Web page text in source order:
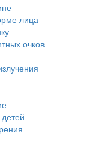
лица
очков